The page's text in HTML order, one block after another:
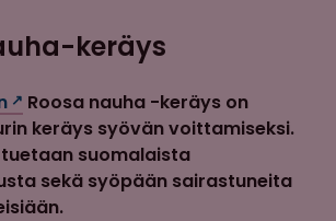
keräys
Roosa nauha -keräys on
keräys syövän voittamiseksi.
suomalaista
sekä syöpään sairastuneita